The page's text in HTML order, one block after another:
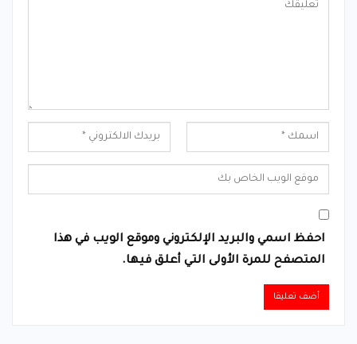
احفظ اسمي والبريد الإلكتروني وموقع الويب في هذا
المتصفح للمرة الأولى التي أعلق فيها.